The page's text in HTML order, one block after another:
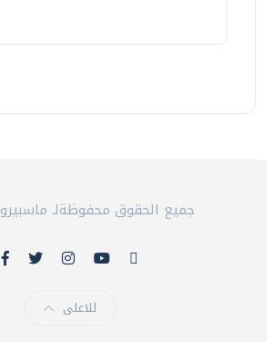
© 2026 جميع الحقوق محفوظةلـ ماسبيرو
للاعلى